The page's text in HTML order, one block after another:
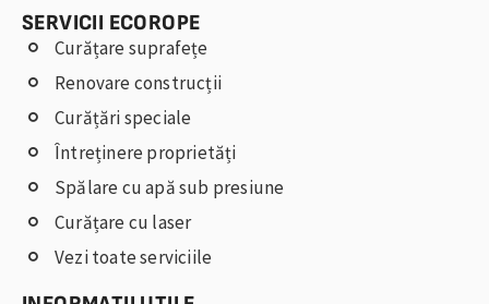
SERVICII ECOROPE
Curățare suprafețe
Renovare construcții
Curățări speciale
Întreținere proprietăți
Spălare cu apă sub presiune
Curățare cu laser
Vezi toate serviciile